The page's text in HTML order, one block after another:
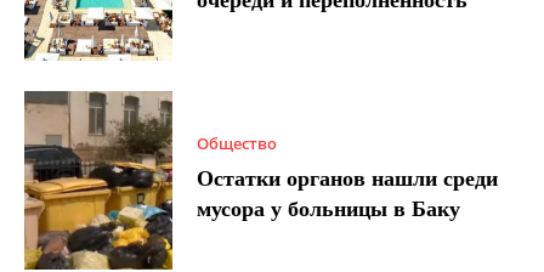
Общество
Остатки органов нашли среди
мусора у больницы в Баку